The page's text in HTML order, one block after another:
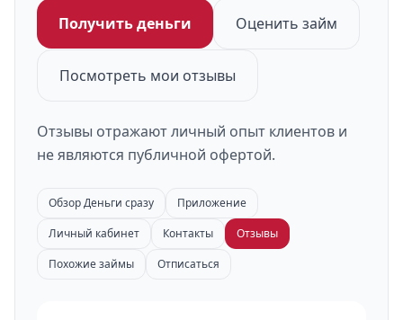
Получить деньги Оценить займ
Посмотреть мои отзывы
Отзывы отражают личный опыт клиентов и
не являются публичной офертой.
Обзор Деньги сразу
Приложение
Личный кабинет
Контакты
Отзывы
Похожие займы
Отписаться